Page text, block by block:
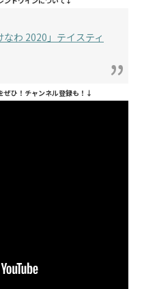
わ 2020」テイスティ
ぜひ！チャンネル登録も！↓